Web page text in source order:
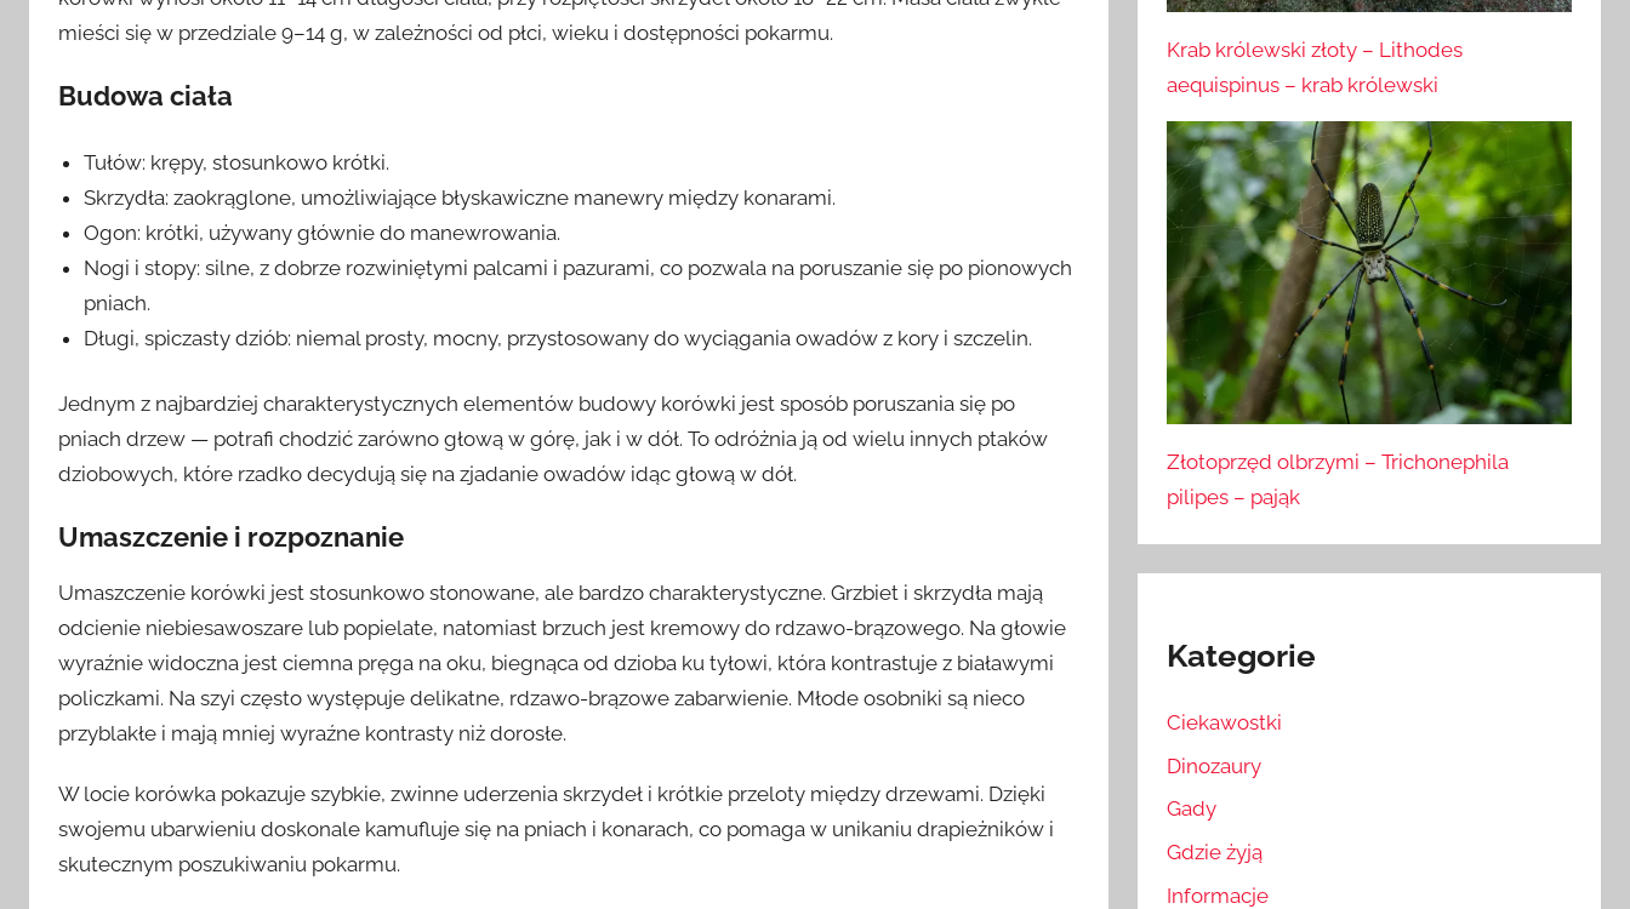
mieści się w przedziale 9–14 g, w zależności od płci, wieku i dostępności pokarmu.
Budowa ciała
Tułów: krępy, stosunkowo krótki.
Skrzydła: zaokrąglone, umożliwiające błyskawiczne manewry między konarami.
Ogon: krótki, używany głównie do manewrowania.
Nogi i stopy: silne, z dobrze rozwiniętymi palcami i pazurami, co pozwala na poruszanie się po pionowych
pniach.
Długi, spiczasty dziób: niemal prosty, mocny, przystosowany do wyciągania owadów z kory i szczelin.
Jednym z najbardziej charakterystycznych elementów budowy korówki jest sposób poruszania się po
pniach drzew — potrafi chodzić zarówno głową w górę, jak i w dół. To odróżnia ją od wielu innych ptaków
dziobowych, które rzadko decydują się na zjadanie owadów idąc głową w dół.
Umaszczenie i rozpoznanie
Umaszczenie korówki jest stosunkowo stonowane, ale bardzo charakterystyczne. Grzbiet i skrzydła mają
odcienie niebiesawoszare lub popielate, natomiast brzuch jest kremowy do rdzawo-brązowego. Na głowie
wyraźnie widoczna jest ciemna pręga na oku, biegnąca od dzioba ku tyłowi, która kontrastuje z białawymi
policzkami. Na szyi często występuje delikatne, rdzawo-brązowe zabarwienie. Młode osobniki są nieco
przyblakłe i mają mniej wyraźne kontrasty niż dorosłe.
W locie korówka pokazuje szybkie, zwinne uderzenia skrzydeł i krótkie przeloty między drzewami. Dzięki
swojemu ubarwieniu doskonale kamufluje się na pniach i konarach, co pomaga w unikaniu drapieżników i
skutecznym poszukiwaniu pokarmu.
Krab królewski złoty – Lithodes
aequispinus – krab królewski
Złotoprzęd olbrzymi – Trichonephila
pilipes – pająk
Kategorie
Ciekawostki
Dinozaury
Gady
Gdzie żyją
Informacje